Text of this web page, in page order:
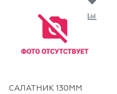
САЛАТНИК 130ММ